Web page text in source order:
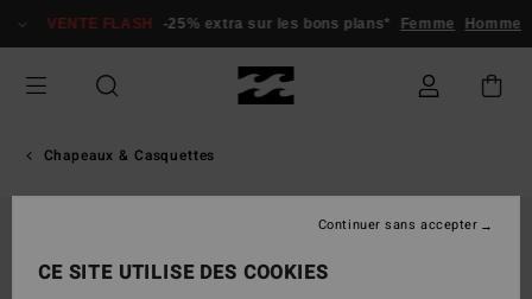
VENTE FLASH -25% extra sur les bons plans* Femme Homme
Chapeaux & Casquettes
CE SITE UTILISE DES COOKIES
Continuer sans accepter